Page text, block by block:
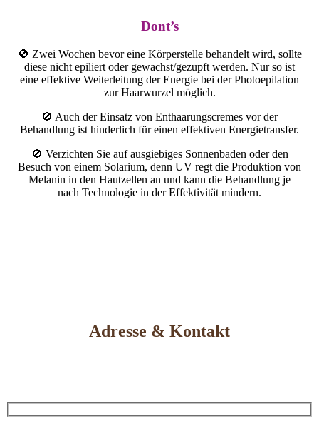
Dont’s
🚫 Zwei Wochen bevor eine Körperstelle behandelt wird, sollte
diese nicht epiliert oder gewachst/gezupft werden. Nur so ist
eine effektive Weiterleitung der Energie bei der Photoepilation
zur Haarwurzel möglich.
🚫 Auch der Einsatz von Enthaarungscremes vor der
Behandlung ist hinderlich für einen effektiven Energietransfer.
🚫 Verzichten Sie auf ausgiebiges Sonnenbaden oder den
Besuch von einem Solarium, denn UV regt die Produktion von
Melanin in den Hautzellen an und kann die Behandlung je
nach Technologie in der Effektivität mindern.
Adresse & Kontakt